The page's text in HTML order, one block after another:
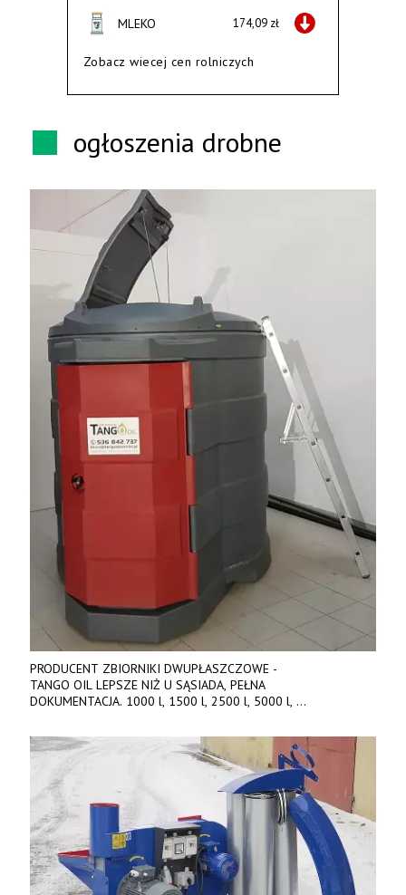
MLEKO 174,09 zł
Zobacz wiecej cen rolniczych
ogłoszenia drobne
PRODUCENT ZBIORNIKI DWUPŁASZCZOWE -
TANGO OIL LEPSZE NIŻ U SĄSIADA, PEŁNA
DOKUMENTACJA. 1000 l, 1500 l, 2500 l, 5000 l,
842 737, www.tango-oil.pl